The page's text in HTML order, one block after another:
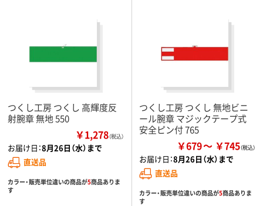
つくし工房 つくし 高輝度反
射腕章 無地 550
￥1,278（税込）
お届け日：8月26日（水）まで
直送品
カラー・販売単位違いの商品が5商品ありま
す
つくし工房 つくし 無地ビニ
ール腕章 マジックテープ式
安全ピン付 765
￥679 ￥745
お届け日：8月26日（水）まで
直送品
カラー・販売単位違いの商品が5商品ありま
す